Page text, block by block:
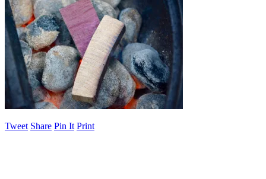
Tweet Share Pin It Print